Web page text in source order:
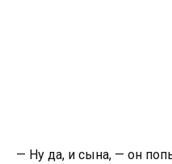
— Ну да, и сына, — он